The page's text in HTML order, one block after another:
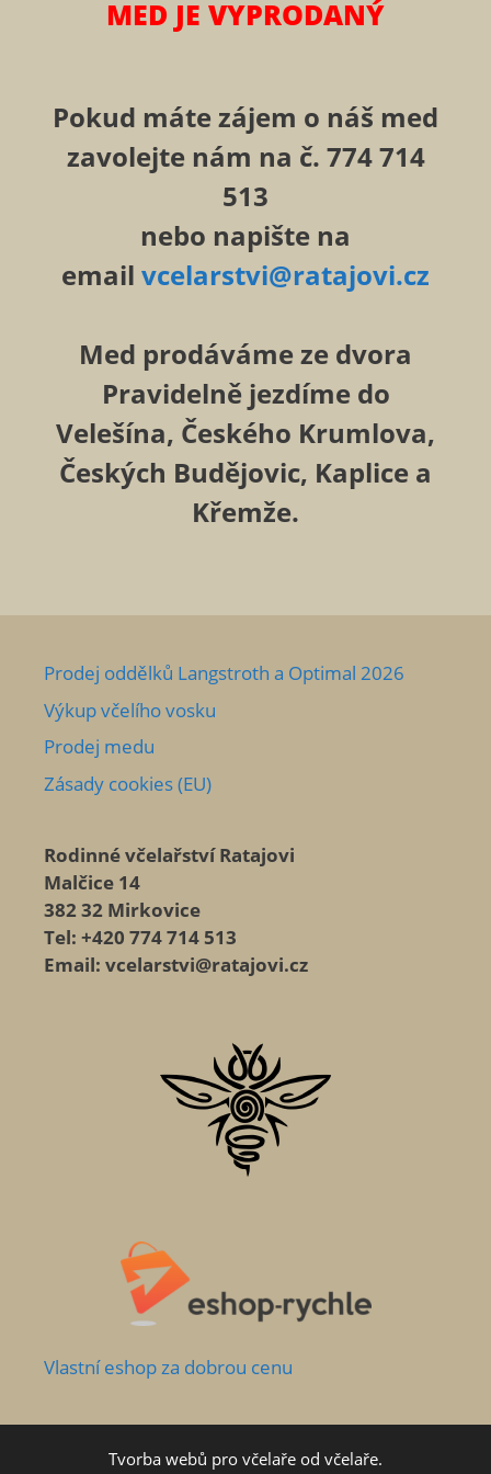
MED JE VYPRODANÝ
Pokud máte zájem o náš med
zavolejte nám na č. 774 714
513
nebo napište na
email vcelarstvi@ratajovi.cz
Med prodáváme ze dvora
Pravidelně jezdíme do
Velešína, Českého Krumlova,
Českých Budějovic, Kaplice a
Křemže.
Prodej oddělků Langstroth a Optimal 2026
Výkup včelího vosku
Prodej medu
Zásady cookies (EU)
Rodinné včelařství Ratajovi
Malčice 14
382 32 Mirkovice
Tel: +420 774 714 513
Email: vcelarstvi@ratajovi.cz
Vlastníeshop za dobrou cenu
Tvorba webů pro včelaře od včelaře.